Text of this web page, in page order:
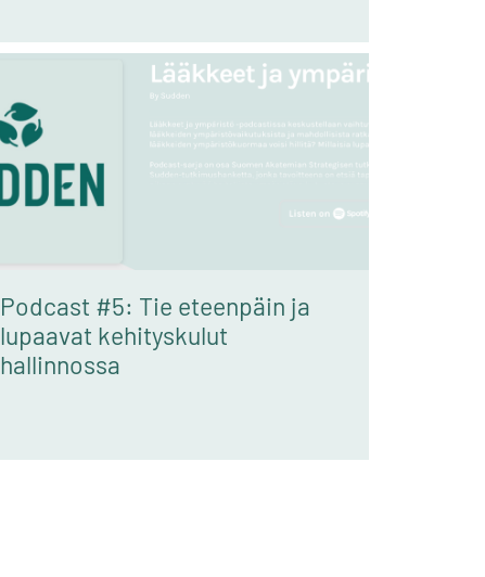
Podcast #5: Tie eteenpäin ja
lupaavat kehityskulut
hallinnossa